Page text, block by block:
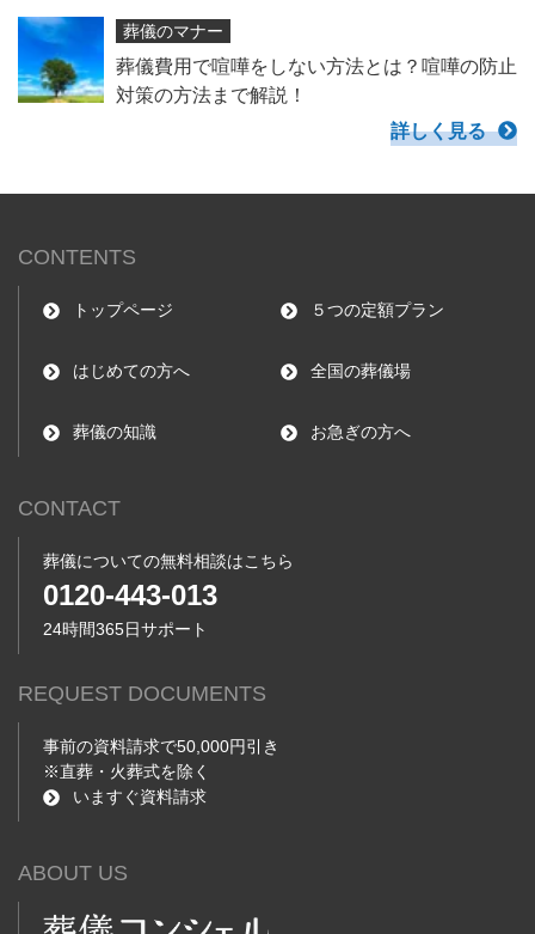
葬儀のマナー
葬儀費用で喧嘩をしない方法とは？喧嘩の防止
対策の方法まで解説！
詳しく見る
CONTENTS
トップページ ５つの定額プラン
はじめての方へ 全国の葬儀場
葬儀の知識 お急ぎの方へ
CONTACT
葬儀についての無料相談はこちら
0120-443-013
24時間365日サポート
REQUEST DOCUMENTS
事前の資料請求で50,000円引き
※直葬・火葬式を除く
いますぐ資料請求
ABOUT US